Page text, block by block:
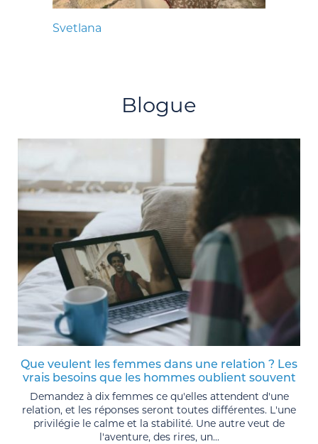
Svetlana
Blogue
Que veulent les femmes dans une relation ? Les
vrais besoins que les hommes oublient souvent
Demandez à dix femmes ce qu'elles attendent d'une
relation, et les réponses seront toutes différentes. L'une
privilégie le calme et la stabilité. Une autre veut de
l'aventure, des rires, un...